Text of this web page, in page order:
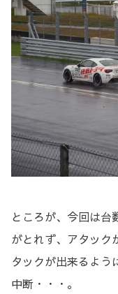
ところが、今回は台
がとれず、アタック
タックが出来るよう
中断・・・。